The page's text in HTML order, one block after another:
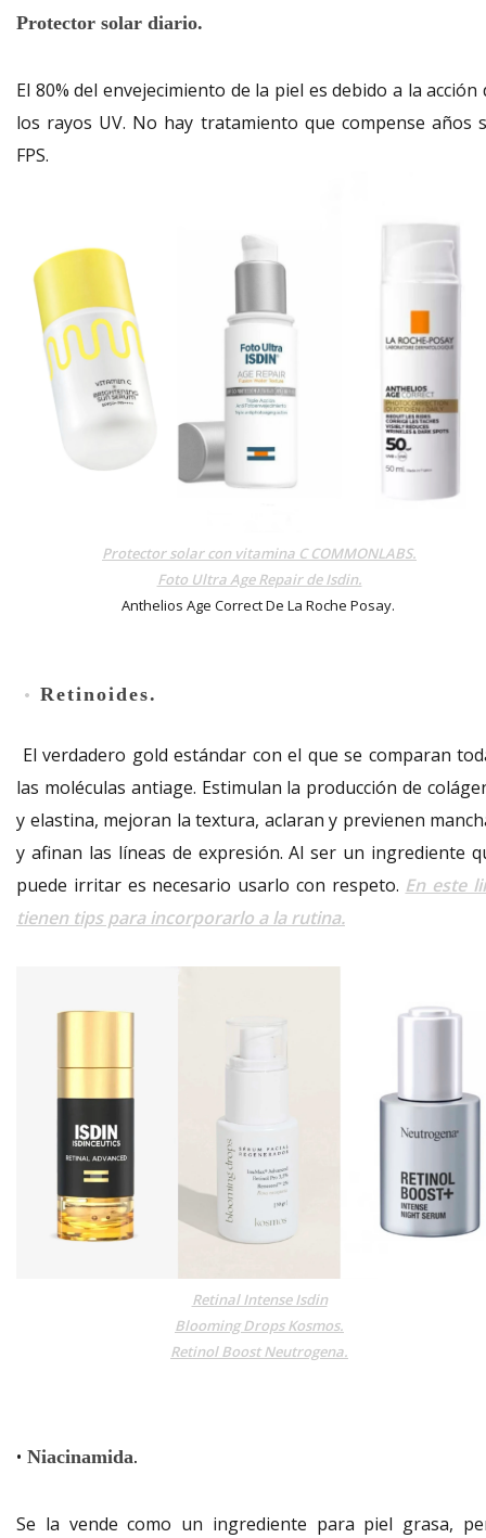
Protector solar diario.
El 80% del envejecimiento de la piel es debido a la acción
los rayos UV. No hay tratamiento que compense años
FPS.
Protector solar con vitamina C COMMONLABS.
Foto Ultra Age Repair de Isdin.
Anthelios Age Correct De La Roche Posay.
• Retinoides.
El verdadero gold estándar con el que se comparan
las moléculas antiage. Estimulan la producción de
y elastina, mejoran la textura, aclaran y previenen
y afinan las líneas de expresión. Al ser un ingrediente
puede irritar es necesario usarlo con respeto. En este
tienen tips para incorporarlo a la rutina.
Retinal Intense Isdin
Blooming Drops Kosmos.
Retinol Boost Neutrogena.
• Niacinamida.
Se la vende como un ingrediente para piel grasa,